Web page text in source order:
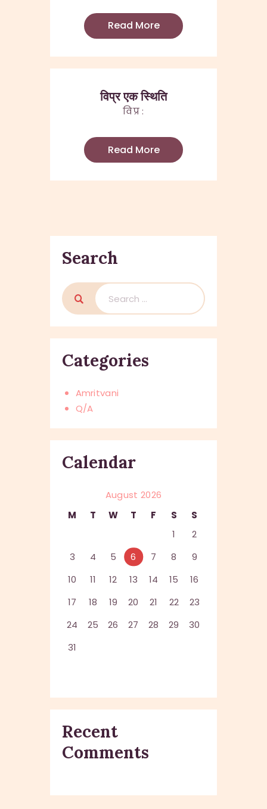
Read More
विप्र एक स्थिति
विप्र :
Read More
Search
Search
for:
Categories
Amritvani
Q/A
Calendar
August 2026
M
T W T F S
S
1
2
3
4 5 6 7 8
9
10
11 12 13 14 15
16
17
18 19 20 21 22
23
24
25 26 27 28 29
30
31
Recent
Comments